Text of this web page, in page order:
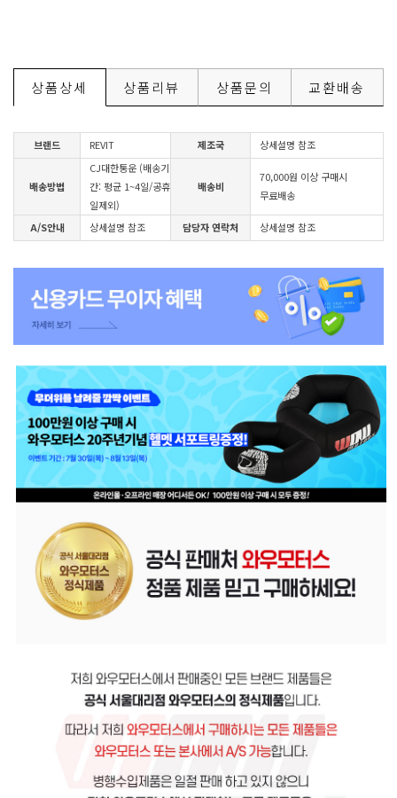
상품상세 상품리뷰 상품문의 교환배송
브랜드 REVIT 제조국 상세설명 참조
배송방법
CJ대한통운 (배송기
간: 평균 1~4일/공휴
일제외)
배송비
70,000원 이상 구매시
무료배송
A/S안내 상세설명 참조 담당자 연락처 상세설명 참조